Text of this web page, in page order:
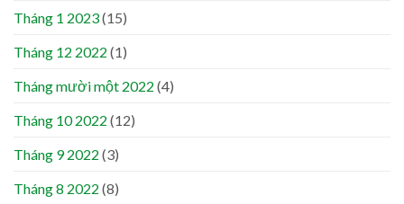
Tháng 1 2023(15)
Tháng 12 2022 (1)
Tháng mười một 2022 (4)
Tháng 10 2022 (12)
Tháng 9 2022 (3)
Tháng 8 2022 (8)